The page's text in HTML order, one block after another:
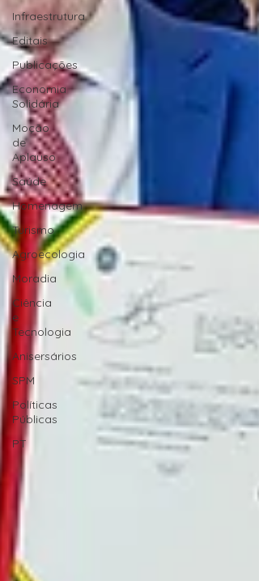
Infraestrutura
Editais
Publicações
Economia
Solidária
Moção
de
Aplauso
Saúde
Homenagem
Turismo
Agroecologia
Moradia
Ciência
e
Tecnologia
Anisersários
SPM
Políticas
Públicas
PT